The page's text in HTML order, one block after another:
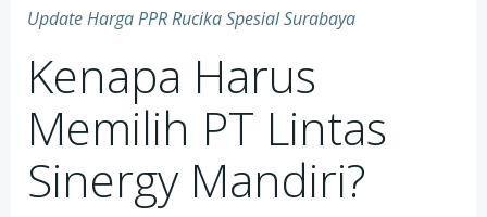
Update Harga PPR Rucika Spesial Surabaya
Kenapa Harus
Memilih PT Lintas
Sinergy Mandiri?